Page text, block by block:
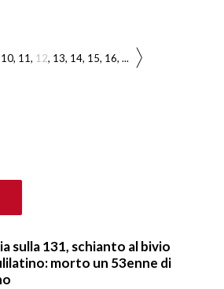
10 11 12 13 14 15 16 ...
sulla 131, schianto al bivio
morto un 53enne di